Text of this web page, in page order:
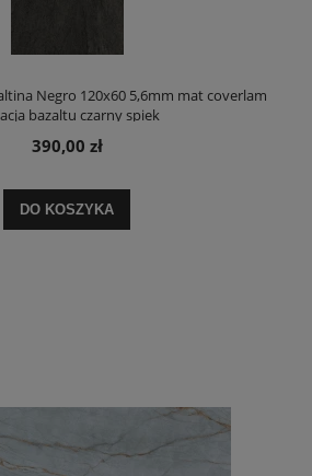
Negro 120x60 5,6mm mat coverlam
bazaltu czarny spiek
390,00 zł
DO KOSZYKA